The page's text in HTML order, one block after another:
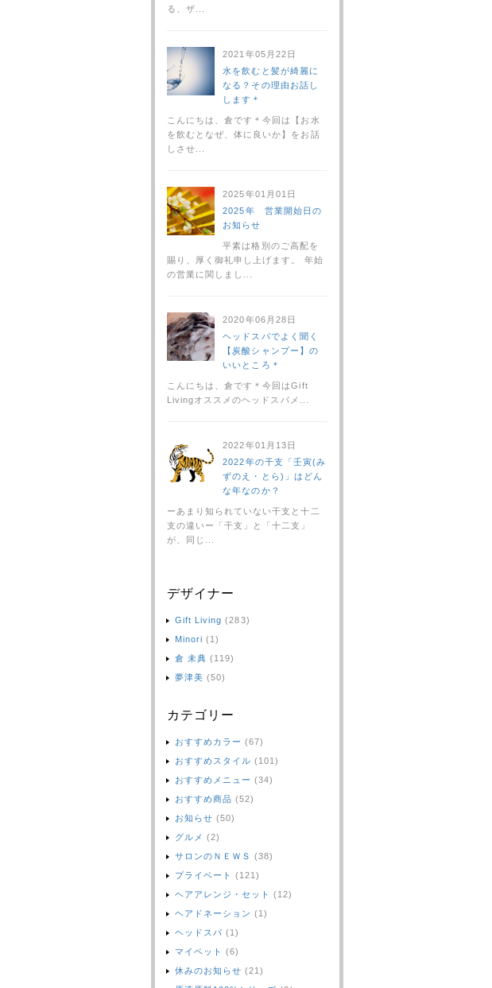
る、ザ...
2021年05月22日
水を飲むと髪が綺麗に
なる？その理由お話し
します＊
こんにちは、倉です＊今回は【お水
を飲むとなぜ、体に良いか】をお話
しさせ...
2025年01月01日
2025年 営業開始日の
お知らせ
平素は格別のご高配を
賜り、厚く御礼申し上げます。 年始
の営業に関しまし...
2020年06月28日
ヘッドスパでよく聞く
【炭酸シャンプー】の
いいところ＊
こんにちは、倉です＊今回はGift
Livingオススメのヘッドスパメ...
2022年01月13日
2022年の干支「壬寅(み
ずのえ・とら)」はどん
な年なのか？
ーあまり知られていない干支と十二
支の違いー「干支」と「十二支」
が、同じ...
デザイナー
Gift Living (283)
Minori (1)
倉 未典 (119)
夢津美 (50)
カテゴリー
おすすめカラー (67)
おすすめスタイル (101)
おすすめメニュー (34)
おすすめ商品 (52)
お知らせ (50)
グルメ (2)
サロンのＮＥＷＳ (38)
プライベート (121)
ヘアアレンジ・セット (12)
ヘアドネーション (1)
ヘッドスパ (1)
マイペット (6)
休みのお知らせ (21)